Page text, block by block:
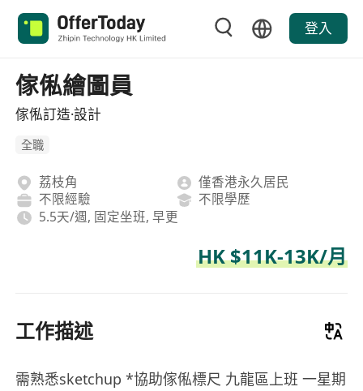
登入
傢俬繪圖員
傢俬訂造·設計
全職
荔枝角
僅香港永久居民
不限經驗
不限學歷
5.5天/週, 固定坐班, 早更
HK $11K-13K/月
工作描述
需熟悉sketchup *協助傢俬標尺 九龍區上班 一星期